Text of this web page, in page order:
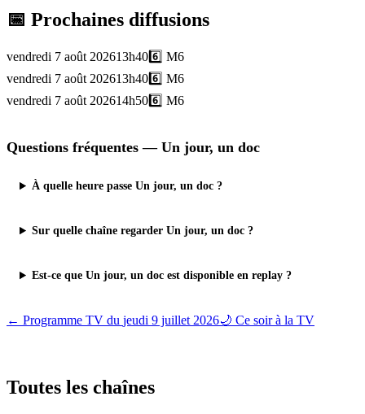
📅 Prochaines diffusions
vendredi 7 août 202613h406️⃣ M6
vendredi 7 août 202613h406️⃣ M6
vendredi 7 août 202614h506️⃣ M6
Questions fréquentes — Un jour, un doc
À quelle heure passe Un jour, un doc ?
Sur quelle chaîne regarder Un jour, un doc ?
Est-ce que Un jour, un doc est disponible en replay ?
← Programme TV du jeudi 9 juillet 2026🌙 Ce soir à la TV
Toutes les chaînes